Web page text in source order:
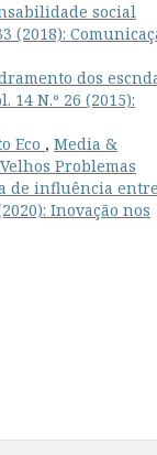
social
(2018):
dos
14 N.º 26 (2015):
Eco , Media &
Problemas
de influência entre
Inovação nos